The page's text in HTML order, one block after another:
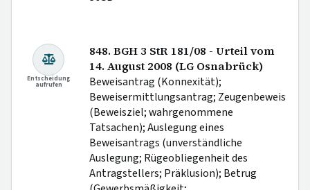
Entscheidung
aufrufen
848. BGH 3 StR 181/08 - Urteil vom
14. August 2008 (LG Osnabrück)
Beweisantrag (Konnexität);
Beweisermittlungsantrag; Zeugenbeweis
(Beweisziel; wahrgenommene
Tatsachen); Auslegung eines
Beweisantrags (unverständliche
Auslegung; Rügeobliegenheit des
Antragstellers; Präklusion); Betrug